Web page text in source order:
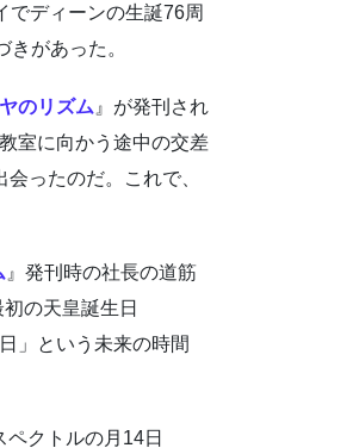
でディーンの生誕76周
があった。
のリズム 』が発刊され
室に向かう途中の交差
ったのだ。これで、
』発刊時の社長の道筋
の天皇誕生日
」という未来の時間
クトルの月14日